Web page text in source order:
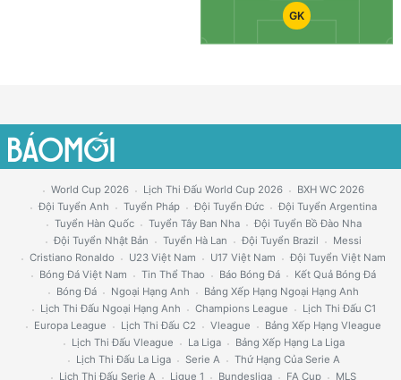
GK
World Cup 2026 Lịch Thi Đấu World Cup 2026
BXH WC 2026
Đội Tuyển Anh
Tuyển Pháp Đội Tuyển Đức
Đội Tuyển Argentina
Tuyển Hàn Quốc
Tuyển Tây Ban Nha
Đội Tuyển Bồ Đào Nha
Đội Tuyển Nhật Bản
Tuyển Hà Lan Đội Tuyển Brazil
Messi
Cristiano Ronaldo
U23 Việt Nam U17 Việt Nam
Đội Tuyển Việt Nam
Bóng Đá Việt Nam
Tin Thể Thao Báo Bóng Đá
Kết Quả Bóng Đá
Bóng Đá
Ngoại Hạng Anh
Bảng Xếp Hạng Ngoại Hạng Anh
Lịch Thi Đấu Ngoại Hạng Anh
Champions League
Lịch Thi Đấu C1
Europa League
Lịch Thi Đấu C2 Vleague
Bảng Xếp Hạng Vleague
Lịch Thi Đấu Vleague
La Liga
Bảng Xếp Hạng La Liga
Lịch Thi Đấu La Liga
Serie A
Thứ Hạng Của Serie A
Lịch Thi Đấu Serie A
Ligue 1 Bundesliga FA Cup MLS